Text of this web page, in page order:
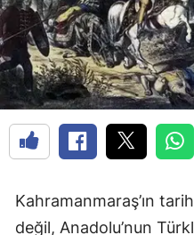
Kahramanmaraş’ın
değil, Anadolu’nun